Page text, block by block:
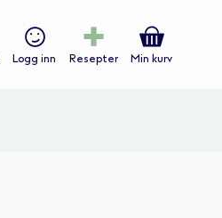
Logg inn Resepter Min kurv